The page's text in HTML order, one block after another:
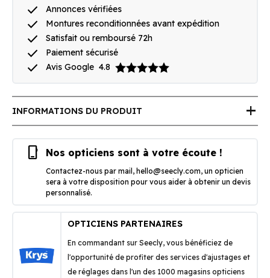
done Annonces vérifiées
done Montures reconditionnées avant expédition
done Satisfait ou remboursé 72h
done Paiement sécurisé
done Avis Google 4.8
INFORMATIONS DU PRODUIT add
phone_iphone Nos opticiens sont à votre écoute !
Contactez-nous par mail, hello@seecly.com, un opticien
sera à votre disposition pour vous aider à obtenir un devis
personnalisé.
OPTICIENS PARTENAIRES
En commandant sur Seecly, vous bénéficiez de
l'opportunité de profiter des services d'ajustages et
de réglages dans l'un des 1000 magasins opticiens